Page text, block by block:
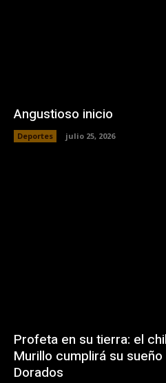
Angustioso inicio
Deportes julio 25, 2026
Profeta en su tierra: el
Murillo cumplirá su
Dorados